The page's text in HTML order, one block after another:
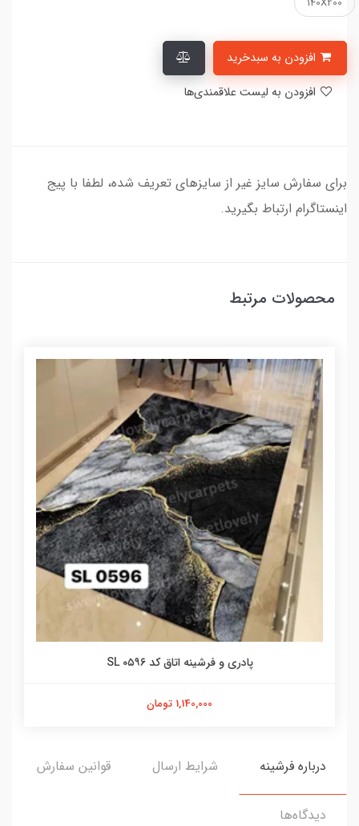
برای سفارش سایز غیر از سایزهای تعریف شده، لطفا با پیج
اینستاگرام ارتباط بگیرید.
محصولات مرتبط
پادری و فرشینه اتاق کد SL ۰۵۹۶
1,140,000 تومان
درباره فرشینه شرایط ارسال قوانین سفارش
دیدگاه‌ها